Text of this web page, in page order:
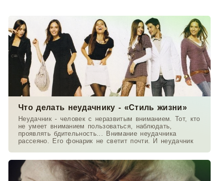
Что делать неудачнику - «Стиль жизни»
Неудачник - человек с неразвитым вниманием. Тот, кто
не умеет вниманием пользоваться, наблюдать,
проявлять бдительность... Внимание неудачника
рассеяно. Его фонарик не светит почти. И неудачник